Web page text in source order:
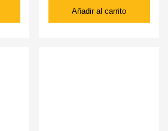
Añadir al carrito